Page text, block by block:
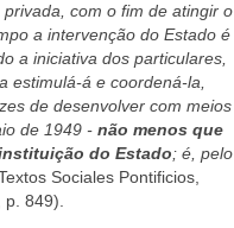
com o fim de atingir o
a intervenção do Estado é
a iniciativa dos particulares,
estimulá-á e coordená-la,
de desenvolver com meios
de 1949 - não menos que
do Estado; é, pelo
Sociales Pontificios,
p. 849).